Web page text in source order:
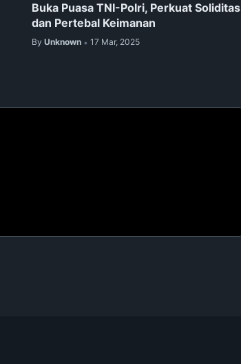
Buka Puasa TNI-Polri, Perkuat Soliditas
dan Pertebal Keimanan
By Unknown • 17 Mar, 2025